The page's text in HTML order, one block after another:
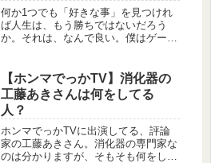
何か1つでも「好きな事」を見つけれ
ば人生は、もう勝ちではないだろう
か。それは、なんで良い。僕はゲーム
て言いたい。社会人はとにかく、好き
な事を見つけろ！好きな、食べ物でも
いいし...
【ホンマでっかTV】消化器の
工藤あきさんは何をしてる
人？
ホンマでっかTVに出演してる、評論
家の工藤あきさん。消化器の専門家な
のは分かりますが、そもそも何をして